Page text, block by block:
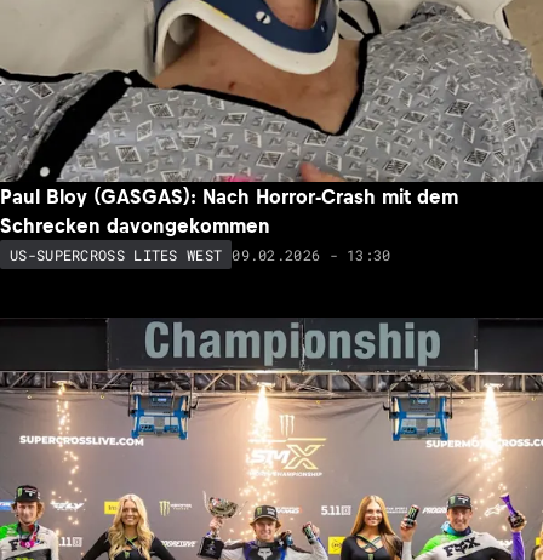
Paul Bloy (GASGAS): Nach Horror-Crash mit dem
Schrecken davongekommen
US-SUPERCROSS LITES WEST 09.02.2026 - 13:30